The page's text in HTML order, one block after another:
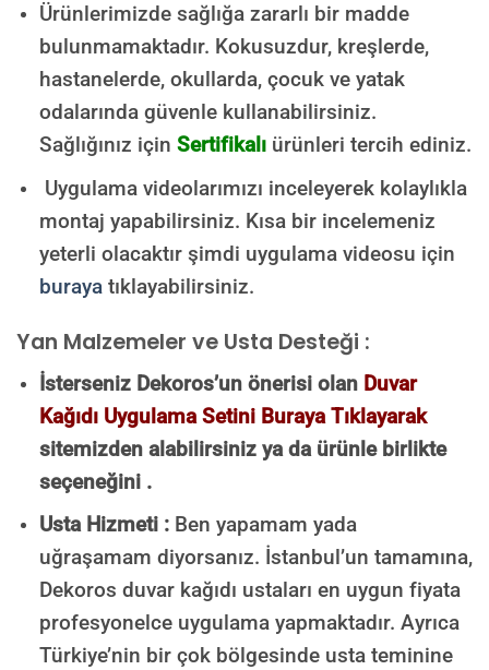
Ürünlerimizde sağlığa zararlı bir madde
bulunmamaktadır. Kokusuzdur, kreşlerde,
hastanelerde, okullarda, çocuk ve yatak
odalarında güvenle kullanabilirsiniz.
Sağlığınız için Sertifikalıürünleri tercih ediniz.
Uygulama videolarımızı inceleyerek kolaylıkla
montaj yapabilirsiniz. Kısa bir incelemeniz
yeterli olacaktır şimdi uygulama videosu için
burayatıklayabilirsiniz.
Yan Malzemeler ve Usta Desteği :
İsterseniz Dekoros’un önerisi olan Duvar
Kağıdı Uygulama Setini Buraya Tıklayarak
sitemizden alabilirsiniz ya da ürünle birlikte
seçeneğini .
Usta Hizmeti :Ben yapamam yada
uğraşamam diyorsanız. İstanbul’un tamamına,
Dekoros duvar kağıdı ustaları en uygun fiyata
profesyonelce uygulama yapmaktadır. Ayrıca
Türkiye’nin bir çok bölgesinde usta teminine